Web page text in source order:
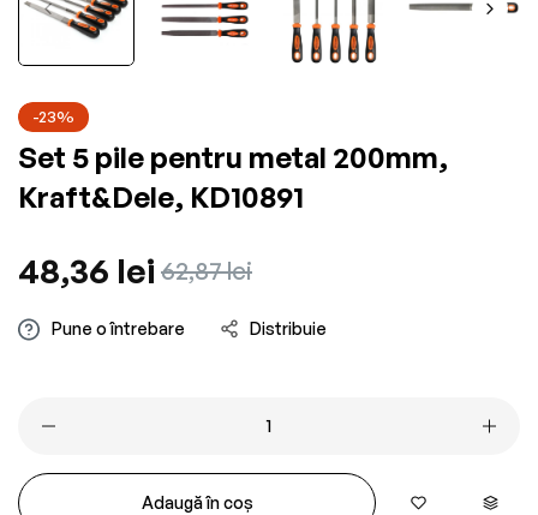
-23%
Set 5 pile pentru metal 200mm,
Kraft&Dele, KD10891
Preț
obișnuit
48,36 lei Preț
redus
62,87 lei
Pune o întrebare Distribuie
Adaugă în coș